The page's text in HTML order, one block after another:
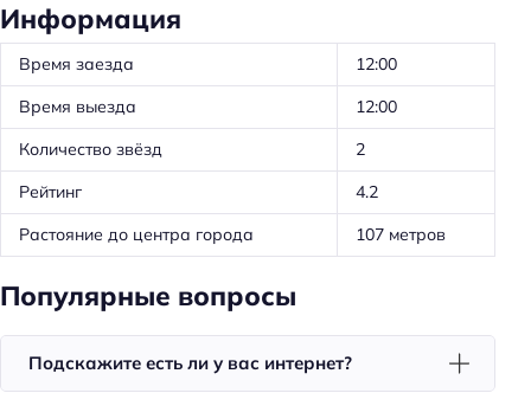
Ресторан
Красота и здоровье
Салон красоты
Spa
Общая информация
Круглосуточная регистрация
Количество звёзд: 2
Номеров: 62
Информация
Время заезда
12:00
Время выезда
12:00
Количество звёзд
2
Рейтинг
4.2
Растояние до центра города
107 метров
Популярные вопросы
Подскажите есть ли у вас интернет?